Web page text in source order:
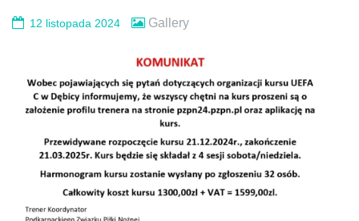
12 listopada 2024 Gallery